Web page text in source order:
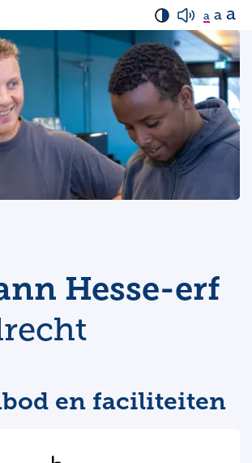
a a a
Hesse-erf
en faciliteiten